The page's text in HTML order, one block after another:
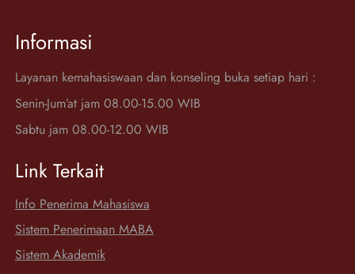
Informasi
Layanan kemahasiswaan dan konseling buka setiap hari :
Senin-Jum’at jam 08.00-15.00 WIB
Sabtu jam 08.00-12.00 WIB
Link Terkait
Info Penerima Mahasiswa
Sistem Penerimaan MABA
Sistem Akademik